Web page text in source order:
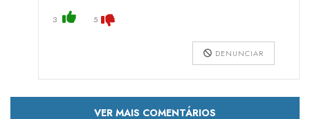
3 5
DENUNCIAR
VER MAIS COMENTÁRIOS